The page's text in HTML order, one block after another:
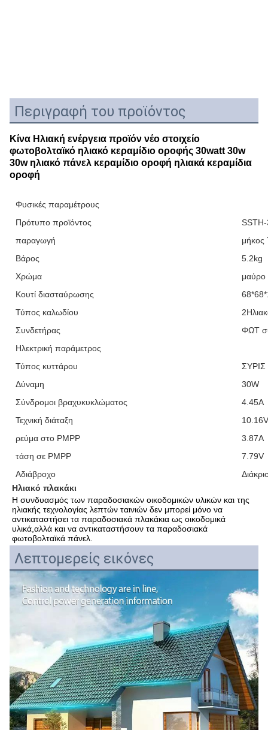
Περιγραφή του προϊόντος
Κίνα Ηλιακή ενέργεια προϊόν νέο στοιχείο
φωτοβολταϊκό ηλιακό κεραμίδιο οροφής 30watt 30w
30w ηλιακό πάνελ κεραμίδιο οροφή ηλιακά κεραμίδια
οροφή
Φυσικές παραμέτρους
Πρότυπο προϊόντος
παραγωγή
μήκος
Βάρος
5.2kg
Χρώμα
μαύρο
Κουτί διασταύρωσης
Τύπος καλωδίου
Συνδετήρας
ΦΩΤ
Ηλεκτρική παράμετρος
Τύπος κυττάρου
ΣΥΡΙΣ
Δύναμη
30W
Σύνδρομοι βραχυκυκλώματος
4.45Α
Τεχνική διάταξη
10.16V
ρεύμα στο PMPP
3.87Α
τάση σε PMPP
7.79V
Αδιάβροχο
Ηλιακό πλακάκι
Η συνδυασμός των παραδοσιακών οικοδομικών υλικών και της
ηλιακής τεχνολογίας λεπτών ταινιών δεν μπορεί μόνο να
αντικαταστήσει τα παραδοσιακά πλακάκια ως οικοδομικά
υλικά,αλλά και να αντικαταστήσουν τα παραδοσιακά
φωτοβολταϊκά πάνελ.
Λεπτομερείς εικόνες